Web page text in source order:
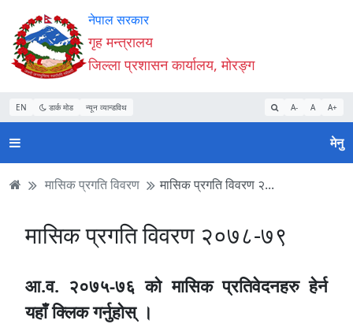
Accessibility
Mode
सुरु
गर्नुहोस्
सामाग्री
पढ्नुहाेस्
नेभिगेसन
पढ्नुहाेस्
वेबसाइट
खोजमा
जानुहोस्
नेपाल सरकार
गृह मन्त्रालय
जिल्ला प्रशासन कार्यालय, मोरङ्ग
EN डार्क मोड न्यून व्यान्डविथ A- A A+
मेनु
मासिक प्रगति विवरण मासिक प्रगति विवरण २...
मासिक प्रगति विवरण २०७८-७९
आ‍.व. २०७५-७६ को मासिक प्रतिवेदनहरु हेर्न
यहाँ क्लिक गर्नुहोस् ।